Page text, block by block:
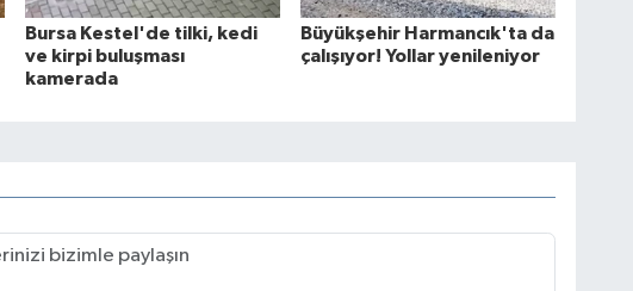
Bursa Kestel'de tilki, kedi
ve kirpi buluşması
kamerada
Büyükşehir Harmancık'ta da
çalışıyor! Yollar yenileniyor